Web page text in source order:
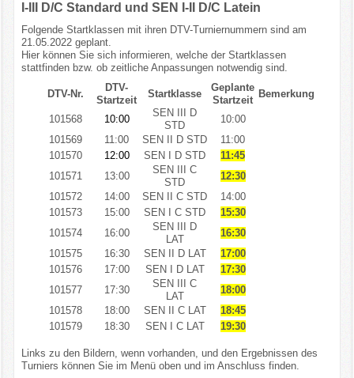
Links
Kontakt
Impressum/Datenschutz
I-III D/C Standard und SEN I-II D/C Latein
Folgende Startklassen mit ihren DTV-Turniernummern sind am
21.05.2022 geplant.
Hier können Sie sich informieren, welche der Startklassen
stattfinden bzw. ob zeitliche Anpassungen notwendig sind.
DTV-Nr.
DTV-
Startzeit
Startklasse
Geplante
Startzeit
Bemerkung
101568 10:00
SEN III D
STD
10:00
101569
11:00 SEN II D STD
11:00
101570
12:00 SEN I D STD
11:45
101571
13:00
SEN III C
STD
12:30
101572
14:00 SEN II C STD
14:00
101573
15:00 SEN I C STD
15:30
101574
16:00
SEN III D
LAT
16:30
101575
16:30 SEN II D LAT
17:00
101576
17:00 SEN I D LAT
17:30
101577
17:30
SEN III C
LAT
18:00
101578
18:00 SEN II C LAT
18:45
101579
18:30 SEN I C LAT 19:30
Links zu den Bildern, wenn vorhanden, und den Ergebnissen des
Turniers können Sie im Menü oben und im Anschluss finden.